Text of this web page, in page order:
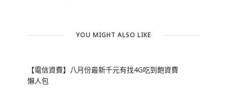
YOU MIGHT ALSO LIKE
【電信資費】八月份最新千元有找4G吃到飽資費
懶人包